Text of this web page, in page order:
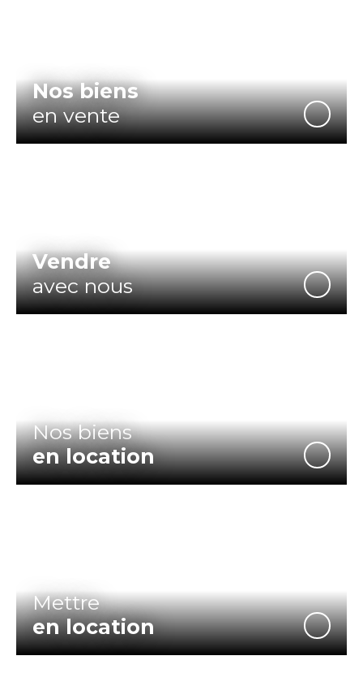
Nos biens
en vente
Vendre
avec nous
Nos biens
en location
Mettre
en location